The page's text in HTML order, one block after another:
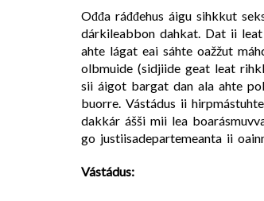
Ođđa ráđđehus áigu sihkkut
dárkileabbon dahkat. Dat ii leat
ahte lágat eai sáhte oažžut
olbmuide (sidjiide geat leat
sii áigot bargat dan ala ahte
buorre. Vástádus ii
dakkár ášši mii lea
go justiisadepartemeanta ii
Vástádus: